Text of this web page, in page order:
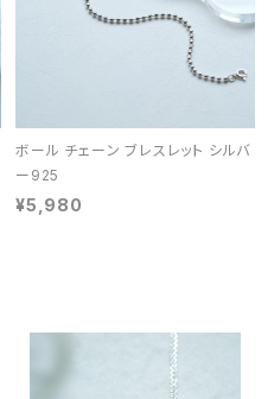
ボール チェーン ブレスレット シルバ
ー925
¥5,980